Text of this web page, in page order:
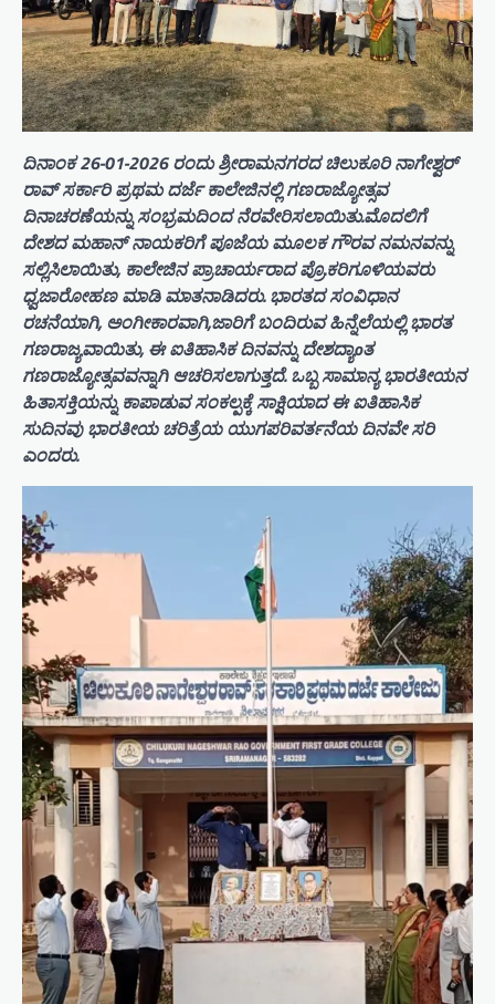
ದಿನಾಂಕ 26-01-2026 ರಂದು ಶ್ರೀರಾಮನಗರದ ಚಿಲುಕೂರಿ ನಾಗೇಶ್ವರ್
ರಾವ್ ಸರ್ಕಾರಿ ಪ್ರಥಮ ದರ್ಜೆ ಕಾಲೇಜಿನಲ್ಲಿ ಗಣರಾಜ್ಯೋತ್ಸವ
ದಿನಾಚರಣೆಯನ್ನು ಸಂಭ್ರಮದಿಂದ ನೆರವೇರಿಸಲಾಯಿತು.ಮೊದಲಿಗೆ
ದೇಶದ ಮಹಾನ್ ನಾಯಕರಿಗೆ ಪೂಜೆಯ ಮೂಲಕ ಗೌರವ ನಮನವನ್ನು
ಸಲ್ಲಿಸಿಲಾಯಿತು, ಕಾಲೇಜಿನ ಪ್ರಾಚಾರ್ಯರಾದ ಪ್ರೊ.ಕರಿಗೂಳಿಯವರು
ಧ್ವಜಾರೋಹಣ ಮಾಡಿ ಮಾತನಾಡಿದರು. ಭಾರತದ ಸಂವಿಧಾನ
ರಚನೆಯಾಗಿ, ಅಂಗೀಕಾರವಾಗಿ,ಜಾರಿಗೆ ಬಂದಿರುವ ಹಿನ್ನೆಲೆಯಲ್ಲಿ ಭಾರತ
ಗಣರಾಜ್ಯವಾಯಿತು, ಈ ಐತಿಹಾಸಿಕ ದಿನವನ್ನು ದೇಶದ್ಯಾoತ
ಗಣರಾಜ್ಯೋತ್ಸವವನ್ನಾಗಿ ಆಚರಿಸಲಾಗುತ್ತದೆ. ಒಬ್ಬ ಸಾಮಾನ್ಯ ಭಾರತೀಯನ
ಹಿತಾಸಕ್ತಿಯನ್ನು ಕಾಪಾಡುವ ಸಂಕಲ್ಪಕ್ಕೆ ಸಾಕ್ಷಿಯಾದ ಈ ಐತಿಹಾಸಿಕ
ಸುದಿನವು ಭಾರತೀಯ ಚರಿತ್ರೆಯ ಯುಗಪರಿವರ್ತನೆಯ ದಿನವೇ ಸರಿ
ಎಂದರು.